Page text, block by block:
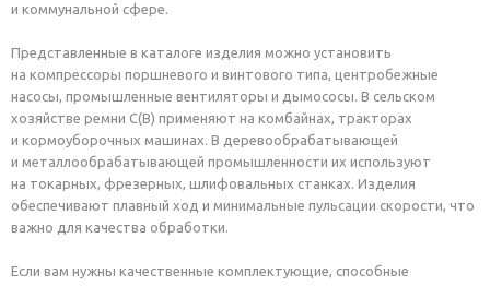
и коммунальной сфере.
Представленные в каталоге изделия можно установить
на компрессоры поршневого и винтового типа, центробежные
насосы, промышленные вентиляторы и дымососы. В сельском
хозяйстве ремни С(В) применяют на комбайнах, тракторах
и кормоуборочных машинах. В деревообрабатывающей
и металлообрабатывающей промышленности их используют
на токарных, фрезерных, шлифовальных станках. Изделия
обеспечивают плавный ход и минимальные пульсации скорости, что
важно для качества обработки.
Если вам нужны качественные комплектующие, способные